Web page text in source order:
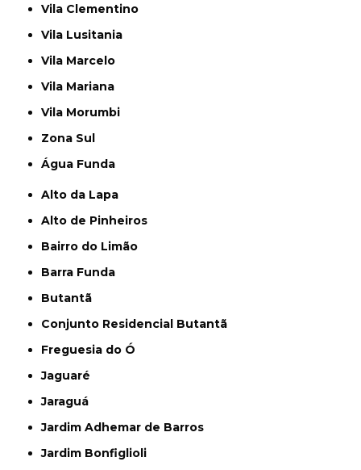
Vila Clementino
Vila Lusitania
Vila Marcelo
Vila Mariana
Vila Morumbi
Zona Sul
Água Funda
Alto da Lapa
Alto de Pinheiros
Bairro do Limão
Barra Funda
Butantã
Conjunto Residencial Butantã
Freguesia do Ó
Jaguaré
Jaraguá
Jardim Adhemar de Barros
Jardim Bonfiglioli